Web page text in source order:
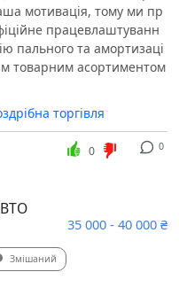
мотивація, тому ми пр
працевлаштуванн
пального та амортизаці
товарним асортиментом
торгівля
0
0
35 000 - 40 000 ₴
Змішаний